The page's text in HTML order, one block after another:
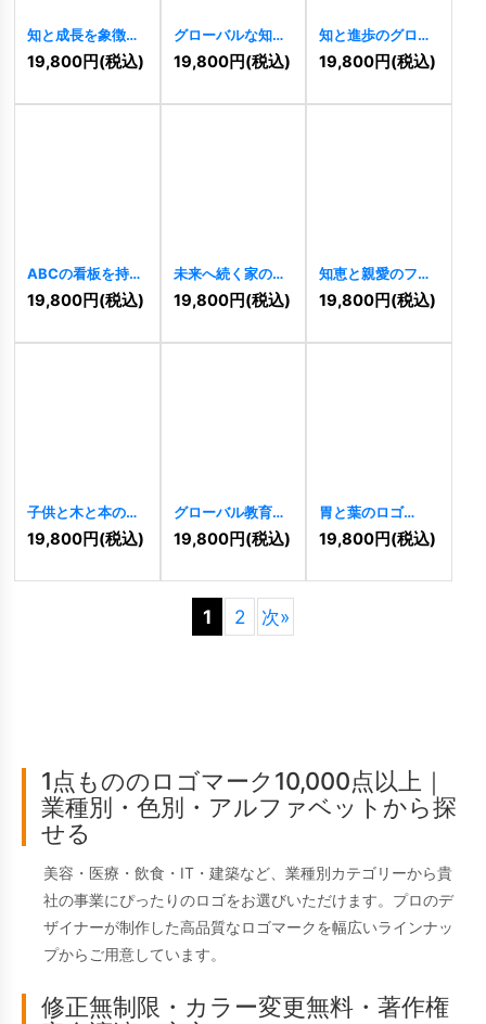
知と成長を象徴す
るiの躍動ロゴ
9723
19,800円(税込)
グローバルな知と
革新のiロゴ
9719]
19,800円(税込)
知と進歩のグロー
バルiロゴ[9722]
19,800円(税込)
ABCの看板を持つ
かわいい猫のロゴ
9702
19,800円(税込)
未来へ続く家の階
段ロゴ [9513]
19,800円(税込)
知恵と親愛のフク
ロウロゴ[9379]
19,800円(税込)
子供と木と本のロ
ゴ 9340]
19,800円(税込)
グローバル教育ロ
ゴ[ 8986]
19,800円(税込)
胃と葉のロゴ
[8893]
19,800円(税込)
1 2 次»
1点もののロゴマーク10,000点以上｜
業種別・色別・アルファベットから探
せる
美容・医療・飲食・IT・建築など、業種別カテゴリーから貴
社の事業にぴったりのロゴをお選びいただけます。プロのデ
ザイナーが制作した高品質なロゴマークを幅広いラインナッ
プからご用意しています。
修正無制限・カラー変更無料・著作権